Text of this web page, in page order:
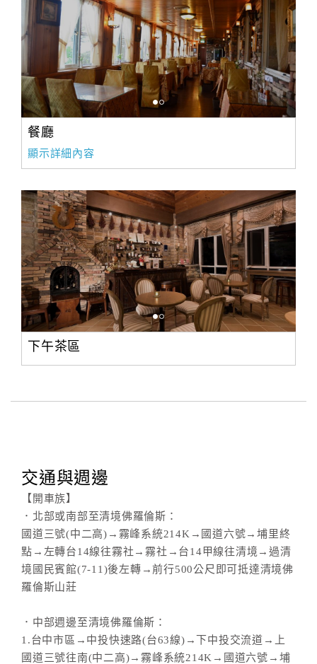
餐廳
顯示詳細內容
下午茶區
交通與週邊
【開車族】
．北部或南部至清境佛羅倫斯：
國道三號(中二高)→霧峰系統214K→國道六號→埔里終
點→左轉台14線往霧社→霧社→台14甲線往清境→過清
境國民賓館(7-11)後左轉→前行500公尺即可抵達清境佛
羅倫斯山莊
．中部週邊至清境佛羅倫斯：
1.台中市區→中投快速路(台63線)→下中投交流道→上
國道三號往南(中二高)→霧峰系統214K→國道六號→埔